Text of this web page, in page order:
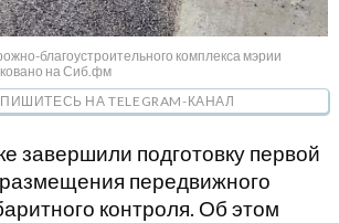
благоустроительного комплекса мэрии
на Сиб.фм
НА TELEGRAM-КАНАЛ
завершили подготовку первой
передвижного
контроля. Об этом